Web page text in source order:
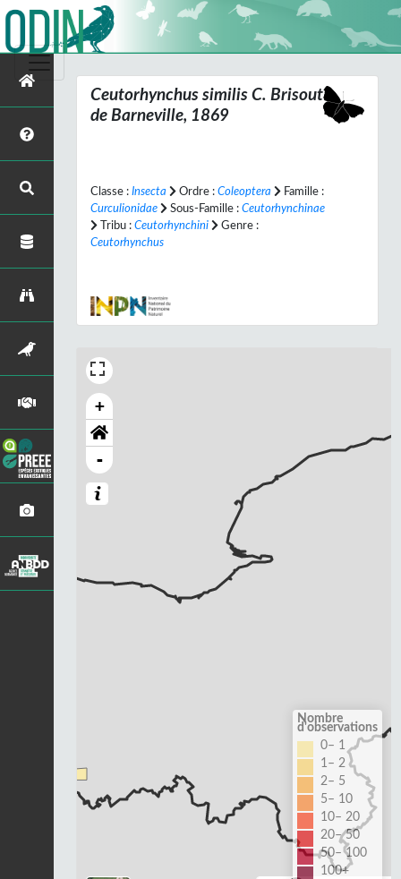
Ceutorhynchus similis C. Brisout
de Barneville, 1869
Classe : Insecta Ordre : Coleoptera
Famille :
Curculionidae
Sous-Famille : Ceutorhynchinae
Tribu : Ceutorhynchini
Genre :
Ceutorhynchus
+
-
Nombre
d'observations
0– 1
1– 2
2– 5
5– 10
10– 20
20– 50
50– 100
100+